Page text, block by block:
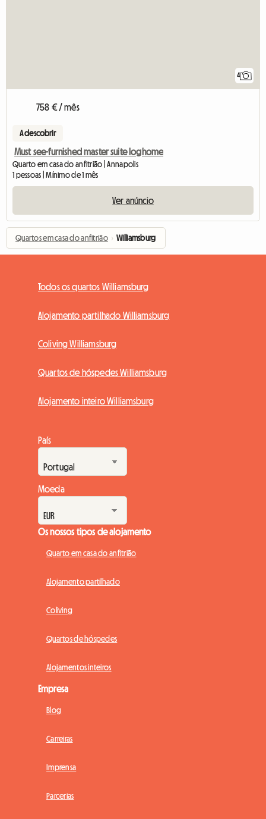
4
758 € / mês
A descobrir
Must see-furnished master suite loghome
Quarto em casa do anfitrião | Annapolis
1 pessoas | Mínimo de 1 mês
Ver anúncio
Quartos em casa do anfitrião › Williamsburg
Todos os quartos Williamsburg
Alojamento partilhado Williamsburg
Coliving Williamsburg
Quartos de hóspedes Williamsburg
Alojamento inteiro Williamsburg
País
Moeda
Os nossos tipos de alojamento
Quarto em casa do anfitrião
Alojamento partilhado
Coliving
Quartos de hóspedes
Alojamentos inteiros
Empresa
Blog
Carreiras
Imprensa
Parcerias